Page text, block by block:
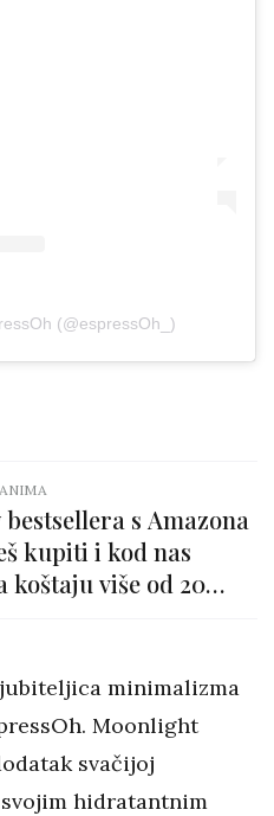
(@espressOh_)
bestsellera s Amazona
kupiti i kod nas
koštaju više od 20
minimalizma
Moonlight
svačijoj
hidratantnim